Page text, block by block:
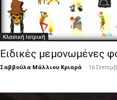
Κλασική Ιατρική
Ειδικές μεμονωμένες
Σαββούλα Μάλλιου Κριαρά - 16